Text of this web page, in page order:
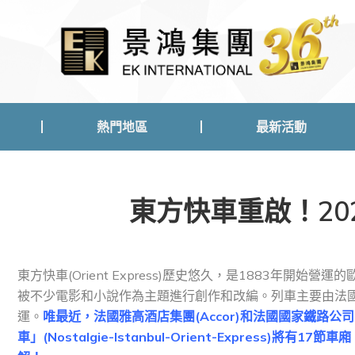
熱門地區 最新活動
東方快車重啟！
東方快車(Orient Express)歷史悠久，是1883年開始營運的
被不少電影和小說作為主題進行創作和改編。列車主要由
運。 唯最近，法國雅高酒店集團(Accor)和法國國家鐵路公
車」(Nostalgie-Istanbul-Orient-Express)將有17節車廂
熱門地區 最新活動